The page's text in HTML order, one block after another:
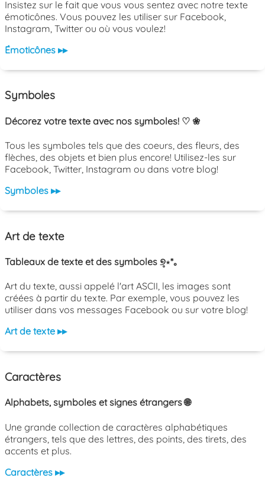
Insistez sur le fait que vous vous sentez avec notre texte
émoticônes. Vous pouvez les utiliser sur Facebook,
Instagram, Twitter ou où vous voulez!
Émoticônes ▸▸
Symboles
Décorez votre texte avec nos symboles! ♡ ❀
Tous les symboles tels que des coeurs, des fleurs, des
flèches, des objets et bien plus encore! Utilisez-les sur
Facebook, Twitter, Instagram ou dans votre blog!
Symboles ▸▸
Art de texte
Tableaux de texte et des symboles ୭̥⋆*｡
Art du texte, aussi appelé l'art ASCII, les images sont
créées à partir du texte. Par exemple, vous pouvez les
utiliser dans vos messages Facebook ou sur votre blog!
Art de texte ▸▸
Caractères
Alphabets, symboles et signes étrangers 🌐
Une grande collection de caractères alphabétiques
étrangers, tels que des lettres, des points, des tirets, des
accents et plus.
Caractères ▸▸